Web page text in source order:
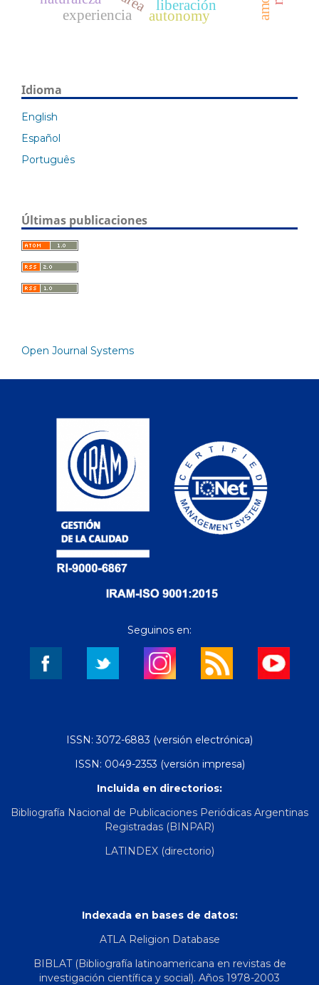
liberación
experiencia
autonomy
Idioma
English
Español
Português
Últimas publicaciones
Open Journal Systems
Seguinos en:
ISSN: 3072-6883 (versión electrónica)
ISSN: 0049-2353 (versión impresa)
Incluida en directorios:
Bibliografía Nacional de Publicaciones Periódicas Argentinas
Registradas (BINPAR)
LATINDEX (directorio)
Indexada en bases de datos:
ATLA Religion Database
BIBLAT (Bibliografía latinoamericana en revistas de
investigación científica y social). Años 1978-2003